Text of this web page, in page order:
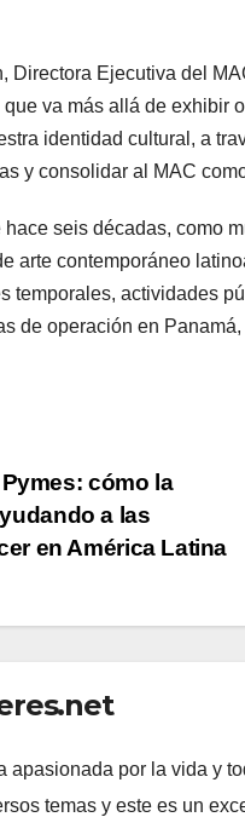
Directora Ejecutiva del
va más allá de exhibir
identidad cultural, a
y consolidar al MAC
seis décadas, como
arte contemporáneo
temporales, actividades
de operación en
cómo la
a las
en América Latina
apasionada por la vida y
temas y este es un